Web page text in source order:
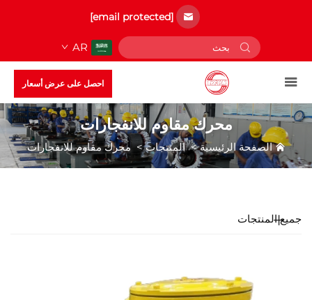
[email protected]
AR
احصل على عرض أسعار
محرك مقاوم للانفجارات
الصفحة الرئيسية>المنتجات>محرك مقاوم للانفجارات
جميع المنتجات